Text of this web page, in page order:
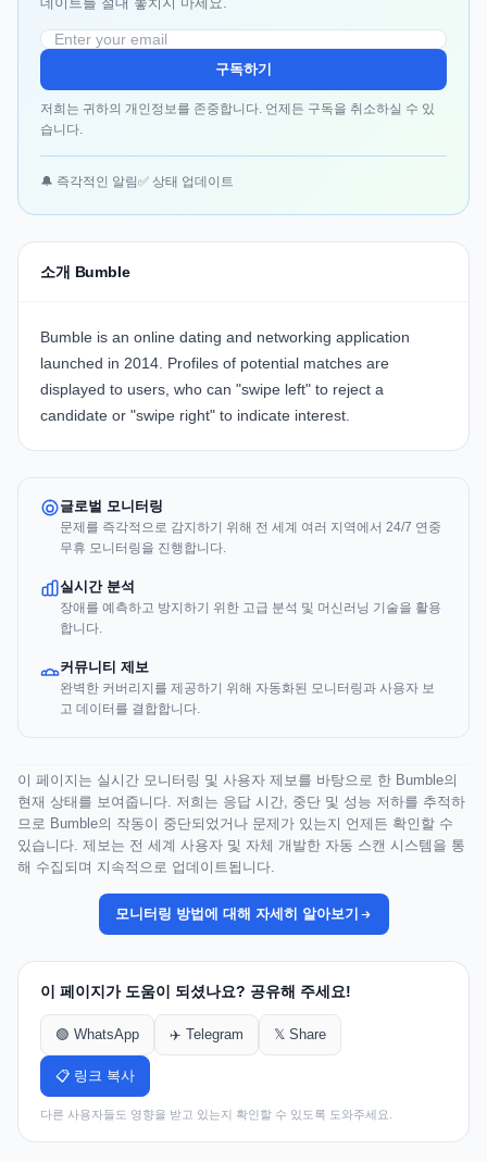
구독하기
저희는 귀하의 개인정보를 존중합니다. 언제든 구독을 취소하실 수 있
습니다.
🔔 즉각적인 알림✅ 상태 업데이트
소개 Bumble
Bumble is an online dating and networking application
launched in 2014. Profiles of potential matches are
displayed to users, who can "swipe left" to reject a
candidate or "swipe right" to indicate interest.
글로벌 모니터링
문제를 즉각적으로 감지하기 위해 전 세계 여러 지역에서 24/7 연중
무휴 모니터링을 진행합니다.
실시간 분석
장애를 예측하고 방지하기 위한 고급 분석 및 머신러닝 기술을 활용
합니다.
커뮤니티 제보
완벽한 커버리지를 제공하기 위해 자동화된 모니터링과 사용자 보
고 데이터를 결합합니다.
이 페이지는 실시간 모니터링 및 사용자 제보를 바탕으로 한 Bumble의
현재 상태를 보여줍니다. 저희는 응답 시간, 중단 및 성능 저하를 추적하
므로 Bumble의 작동이 중단되었거나 문제가 있는지 언제든 확인할 수
있습니다. 제보는 전 세계 사용자 및 자체 개발한 자동 스캔 시스템을 통
해 수집되며 지속적으로 업데이트됩니다.
모니터링 방법에 대해 자세히 알아보기
이 페이지가 도움이 되셨나요? 공유해 주세요!
🟢 WhatsApp ✈️ Telegram 𝕏 Share
📋 링크 복사
다른 사용자들도 영향을 받고 있는지 확인할 수 있도록 도와주세요.